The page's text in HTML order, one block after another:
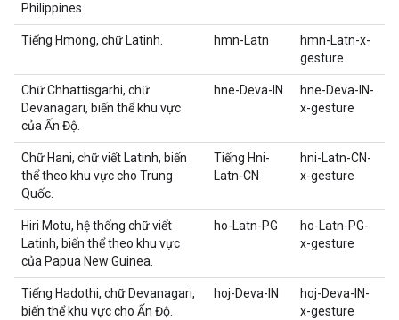
Philippines.
Tiếng Hmong, chữ Latinh. hmn-Latn
hmn-Latn-x-
gesture
Chữ Chhattisgarhi, chữ
Devanagari, biến thể khu vực
của Ấn Độ.
hne-Deva-IN
hne-Deva-IN-
x-gesture
Chữ Hani, chữ viết Latinh, biến
thể theo khu vực cho Trung
Quốc.
Tiếng Hni-
Latn-CN
hni-Latn-CN-
x-gesture
Hiri Motu, hệ thống chữ viết
Latinh, biến thể theo khu vực
của Papua New Guinea.
ho-Latn-PG
ho-Latn-PG-
x-gesture
Tiếng Hadothi, chữ Devanagari,
biến thể khu vực cho Ấn Độ.
hoj-Deva-IN
hoj-Deva-IN-
x-gesture